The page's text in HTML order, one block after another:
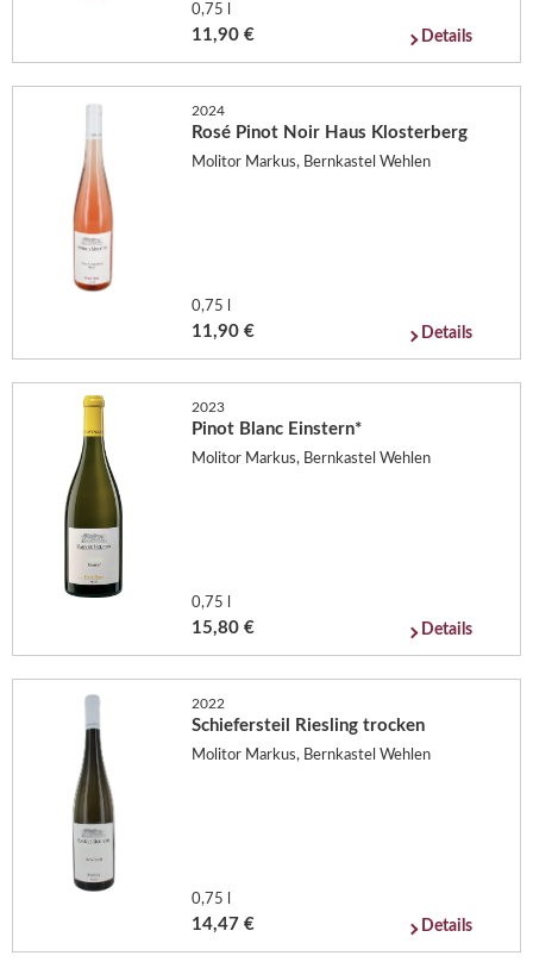
0,75 l
11,90 € Details
2024
Rosé Pinot Noir Haus Klosterberg
Molitor Markus, Bernkastel Wehlen
0,75 l
11,90 € Details
2023
Pinot Blanc Einstern*
Molitor Markus, Bernkastel Wehlen
0,75 l
15,80 € Details
2022
Schiefersteil Riesling trocken
Molitor Markus, Bernkastel Wehlen
0,75 l
14,47 € Details